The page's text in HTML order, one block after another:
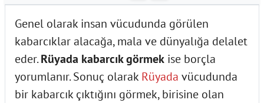
Genel olarak insan vücudunda görülen
kabarcıklar alacağa, mala ve dünyalığa delalet
eder.Rüyada kabarcık görmek ise borçla
yorumlanır. Sonuç olarak Rüyada vücudunda
bir kabarcık çıktığını görmek, birisine olan